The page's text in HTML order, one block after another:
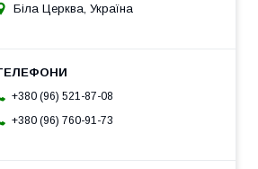
Біла Церква, Україна
+380 (96) 521-87-08
+380 (96) 760-91-73